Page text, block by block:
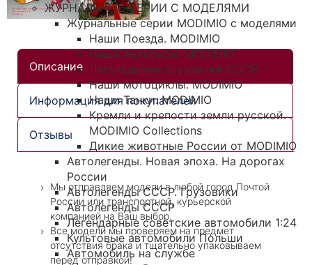
ЖУРНАЛЬНЫЕ СЕРИИ С МОДЕЛЯМИ
Журнальные серии MODIMIO с моделями
Наши Поезда. MODIMIO
Наши Автобусы. MODIMIO
Легендарные грузовики СССР
Наши мотоциклы. MODIMIO
Наши Танки. MODIMIO
Кремли и крепости земли русской.
MODIMIO Collections
Дикие животные России от MODIMIO
Автолегенды. Новая эпоха. На дорогах
России
Автолегенды СССР. Грузовики
Автолегенды СССР
Легендарные советские автомобили 1:24
Культовые автомобили Польши
Автомобиль на службе
Описание
Информация для покупателей
Отзывы
Мы отправляем модели в любой город Почтой
России или транспортной, курьерской
компанией на Ваш выбор.
Все модели мы проверяем на предмет
отсутствия брака и тщательно упаковываем
перед отправкой!